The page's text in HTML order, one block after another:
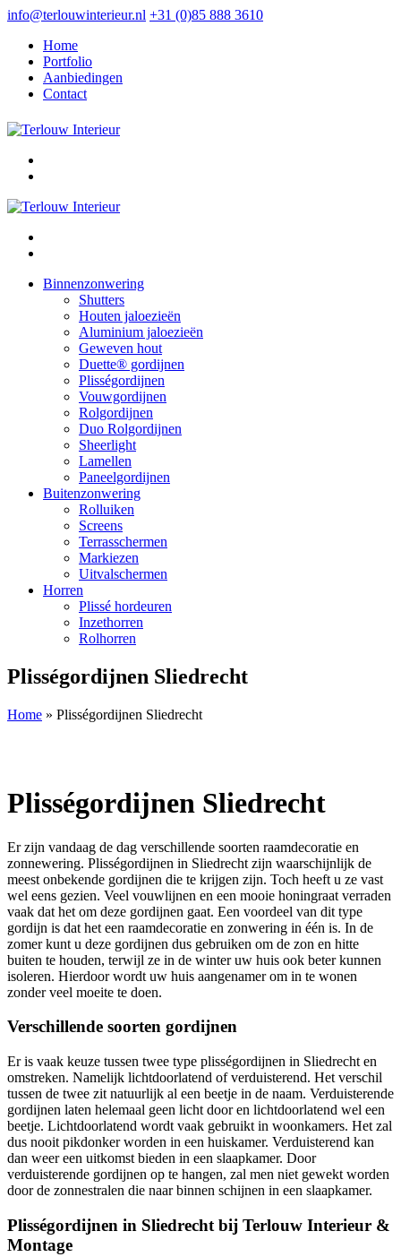
info@terlouwinterieur.nl +31 (0)85 888 3610
Home
Portfolio
Aanbiedingen
Contact
Binnenzonwering
Shutters
Houten jaloezieën
Aluminium jaloezieën
Geweven hout
Duette® gordijnen
Plisségordijnen
Vouwgordijnen
Rolgordijnen
Duo Rolgordijnen
Sheerlight
Lamellen
Paneelgordijnen
Buitenzonwering
Rolluiken
Screens
Terrasschermen
Markiezen
Uitvalschermen
Horren
Plissé hordeuren
Inzethorren
Rolhorren
Plisségordijnen Sliedrecht
Home » Plisségordijnen Sliedrecht
Plisségordijnen Sliedrecht
Er zijn vandaag de dag verschillende soorten raamdecoratie en
zonnewering. Plisségordijnen in Sliedrecht zijn waarschijnlijk de
meest onbekende gordijnen die te krijgen zijn. Toch heeft u ze vast
wel eens gezien. Veel vouwlijnen en een mooie honingraat verraden
vaak dat het om deze gordijnen gaat. Een voordeel van dit type
gordijn is dat het een raamdecoratie en zonwering in één is. In de
zomer kunt u deze gordijnen dus gebruiken om de zon en hitte
buiten te houden, terwijl ze in de winter uw huis ook beter kunnen
isoleren. Hierdoor wordt uw huis aangenamer om in te wonen
zonder veel moeite te doen.
Verschillende soorten gordijnen
Er is vaak keuze tussen twee type plisségordijnen in Sliedrecht en
omstreken. Namelijk lichtdoorlatend of verduisterend. Het verschil
tussen de twee zit natuurlijk al een beetje in de naam. Verduisterende
gordijnen laten helemaal geen licht door en lichtdoorlatend wel een
beetje. Lichtdoorlatend wordt vaak gebruikt in woonkamers. Het zal
dus nooit pikdonker worden in een huiskamer. Verduisterend kan
dan weer een uitkomst bieden in een slaapkamer. Door
verduisterende gordijnen op te hangen, zal men niet gewekt worden
door de zonnestralen die naar binnen schijnen in een slaapkamer.
Plisségordijnen in Sliedrecht bij Terlouw Interieur &
Montage